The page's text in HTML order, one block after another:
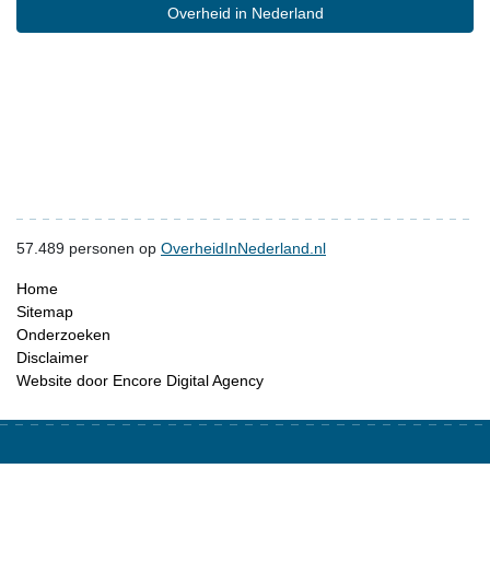
Overheid in Nederland
57.489 personen op OverheidInNederland.nl
Home
Sitemap
Onderzoeken
Disclaimer
Website door Encore Digital Agency